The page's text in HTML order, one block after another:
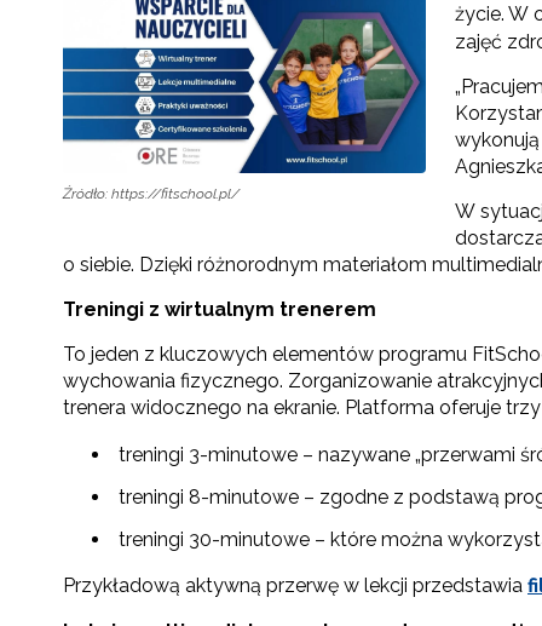
Źródło: https://fitschool.pl/
życie. W
zajęć
W
o siebie. Dzięki różnorodnym materiałom
Treningi z wirtualnym trenerem
To jeden z kluczowych elementów programu
wychowania fizycznego. Zorganizowanie
trenera widocznego na ekranie. Platforma oferuje
treningi 3-minutowe – nazywane „przerwami
treningi 8-minutowe – zgodne z podstawą
treningi 30-minutowe – które można
Przykładową aktywną przerwę w lekcji przedstawia